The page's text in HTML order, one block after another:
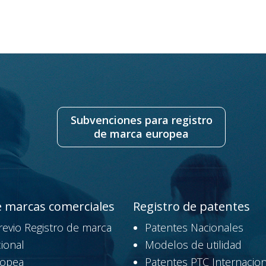
Subvenciones para registro
de marca europea
marcas comerciales
Registro de marca
Registro de patentes
Patentes Nacionales
Modelos de utilidad
Patentes PTC